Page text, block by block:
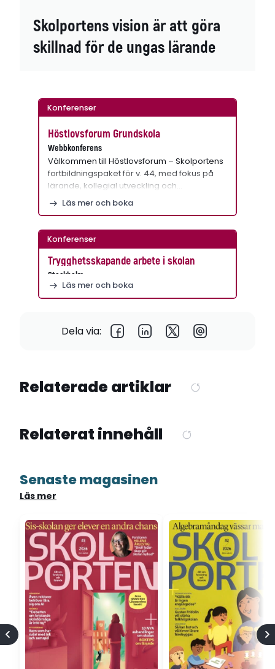
Skolportens vision är att göra
skillnad för de ungas lärande
Konferenser
Höstlovsforum Grundskola
Webbkonferens
Välkommen till Höstlovsforum – Skolportens
fortbildningspaket för v. 44, med fokus på
lärande, kollegial utveckling och…
Läs mer och boka
Konferenser
Trygghetsskapande arbete i skolan
Stockholm
Läs mer och boka
Dela via:
Relaterade artiklar
Relaterat innehåll
Senaste magasinen
Läs mer